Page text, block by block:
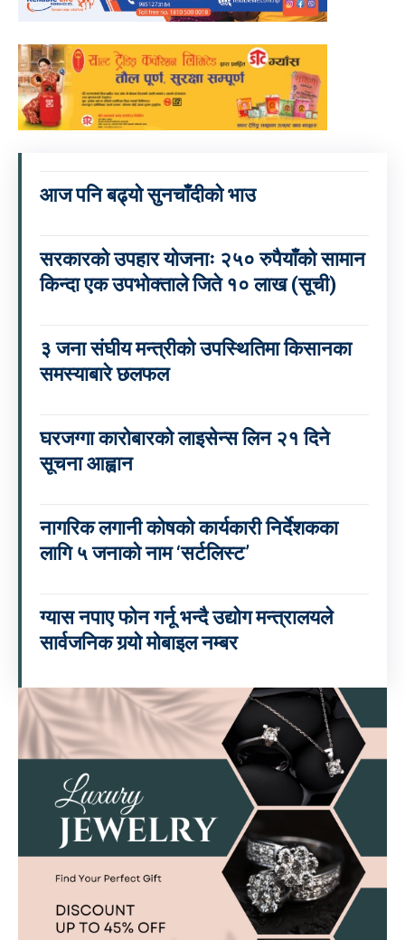
आज पनि बढ्यो सुनचाँदीको भाउ
सरकारको उपहार योजनाः २५० रुपैयाँको सामान
किन्दा एक उपभोक्ताले जिते १० लाख (सूची)
३ जना संघीय मन्त्रीको उपस्थितिमा किसानका
समस्याबारे छलफल
घरजग्गा कारोबारको लाइसेन्स लिन २१ दिने
सूचना आह्वान
नागरिक लगानी कोषको कार्यकारी निर्देशकका
लागि ५ जनाको नाम ‘सर्टलिस्ट’
ग्यास नपाए फोन गर्नू भन्दै उद्योग मन्त्रालयले
सार्वजनिक गर्‍यो मोबाइल नम्बर